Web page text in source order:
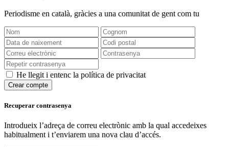
Periodisme en català, gràcies a una comunitat de gent com tu
He llegit i entenc la política de privacitat
Crear compte
Recuperar contrasenya
Introdueix l’adreça de correu electrònic amb la qual accedeixes
habitualment i t’enviarem una nova clau d’accés.